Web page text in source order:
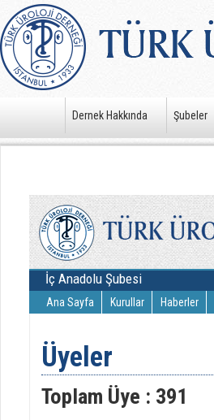
Dernek Hakkında Şubeler
İç Anadolu Şubesi
Ana Sayfa Kurullar Haberler
Üyeler
Toplam Üye : 391